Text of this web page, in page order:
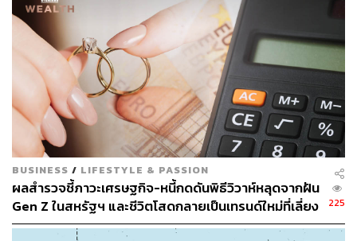
สามารถติดตาม THE STANDARD WEALTH
ผ่านแอปพลิเคชันต่างๆ ที่คุณสะดวกหรือใช้งานอยู่แล้วได้เลย
TAGS: Brad Klontz Mark Hamrick
BUSINESS / LIFESTYLE & PASSION
ผลสำรวจชี้ภาวะเศรษฐกิจ-หนี้กดดันพิธีวิวาห์หลุดจากฝัน
Gen Z ในสหรัฐฯ และชีวิตโสดกลายเป็นเทรนด์ใหม่ที่เลี่ยง
ไม่ได้
225